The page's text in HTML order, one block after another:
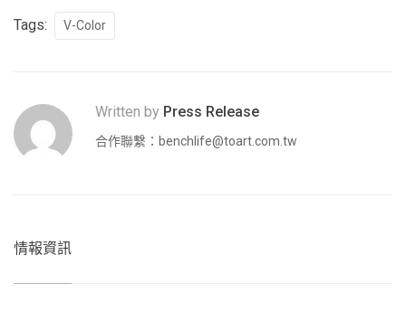
Tags: V-Color
Written by Press Release
合作聯繫： benchlife@toart.com.tw
情報資訊